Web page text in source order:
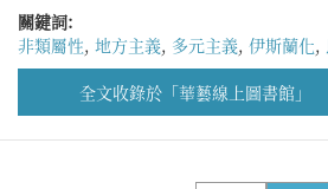
關鍵詞:
非類屬性, 地方主義, 多元主義, 伊斯蘭化,
全文收錄於「華藝線上圖書館」